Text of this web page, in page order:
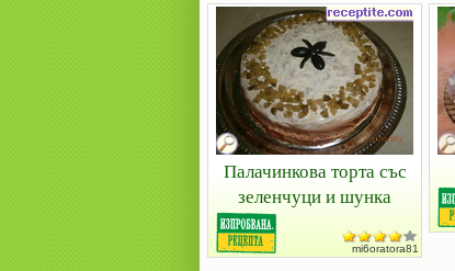
Палачинкова торта със
зеленчуци и шунка
mi6oratora81